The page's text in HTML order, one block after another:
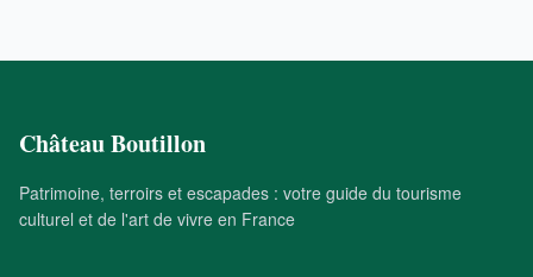
Château Boutillon
Patrimoine, terroirs et escapades : votre guide du tourisme
culturel et de l'art de vivre en France